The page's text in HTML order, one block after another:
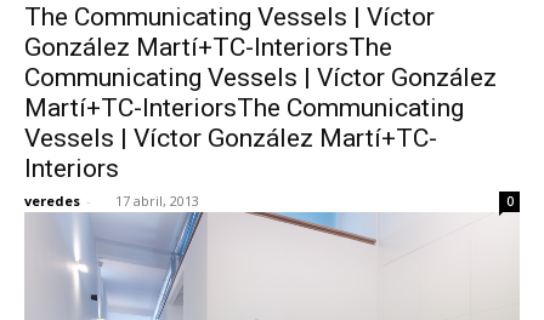
The Communicating Vessels | Víctor
González Martí+TC-InteriorsThe
Communicating Vessels | Víctor González
Martí+TC-InteriorsThe Communicating
Vessels | Víctor González Martí+TC-
Interiors
veredes - 17 abril, 2013 0